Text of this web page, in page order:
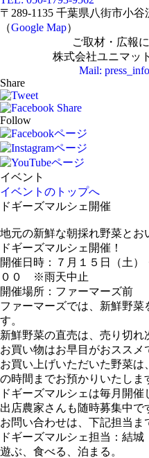
〒289-1135 千葉県八街市小谷
（Google Map）
ご取材・広報
株式会社ユニマッ
Mail:
Share
Follow
イベント
イベントのトップへ
ドギーズマルシェ開催
地元の新鮮な朝採れ野菜とお
ドギーズマルシェ開催！
開催日時：７月１５日（土）
００ ※雨天中止
開催場所：ファーマーズ前
ファーマーズでは、新鮮野菜
す。
新鮮野菜の直売は、売り切れ
お買い物はお早目がおススメ
お買い上げいただいた野菜は
の時間までお預かりいたしま
ドギーズマルシェは毎月開催
出店農家さんも随時募集中で
お問い合わせは、下記担当ま
ドギーズマルシェ担当：結
遊ぶ、食べる、泊まる。